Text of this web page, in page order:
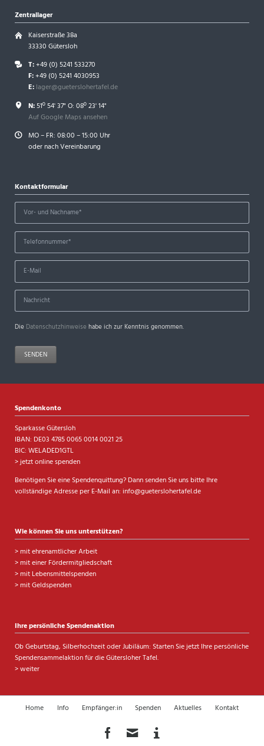
Zentrallager
Kaiserstraße 38a
33330 Gütersloh
T:+49 (0) 5241 533270
F:+49 (0) 5241 4030953
E: lager@gueterslohertafel.de
N:51º 54' 37" O: 08º 23' 14"
Auf Google Maps ansehen
MO – FR: 08:00 – 15:00 Uhr
oder nach Vereinbarung
Kontaktformular
Die Datenschutzhinweise habe ich zur Kenntnis genommen.
SENDEN
Spendenkonto
Sparkasse Gütersloh
IBAN: DE03 4785 0065 0014 0021 25
BIC: WELADED1GTL
> jetzt online spenden
Benötigen Sie eine Spendenquittung? Dann senden Sie uns bitte Ihre
vollständige Adresse per E-Mail an: info@gueterslohertafel.de
Wie können Sie uns unterstützen?
>mit ehrenamtlicher Arbeit
>mit einer Fördermitgliedschaft
>mit Lebensmittelspenden
>mit Geldspenden
Ihre persönliche Spendenaktion
Ob Geburtstag, Silberhochzeit oder Jubiläum: Starten Sie jetzt Ihre persönliche
Spendensammelaktion für die Gütersloher Tafel.
> weiter
Navigation
Home Info Empfänger:in Spenden Aktuelles Kontakt